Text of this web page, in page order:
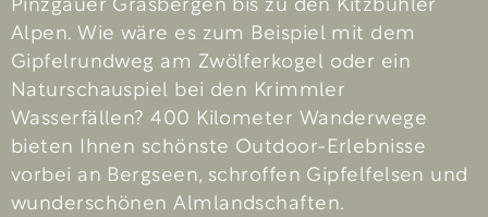
Alpen. Wie wäre es zum Beispiel mit dem
Gipfelrundweg am Zwölferkogel oder ein
Naturschauspiel bei den Krimmler
Wasserfällen? 400 Kilometer Wander­wege
bieten Ihnen schönste Outdoor-Erlebnisse
vorbei an Bergseen, schroffen Gipfelfelsen und
wunderschönen Almlandschaften.